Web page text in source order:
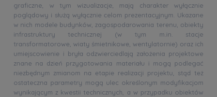
graficzne, w tym wizualizacje, mają charakter wyłącznie
poglądowy i służą wyłącznie celom prezentacyjnym. Ukazane
w nich modele budynków, zagospodarowania terenu, obiekty
infrastruktury technicznej (w tym m.in. stacje
transformatorowe, wiaty śmietnikowe, wentylatornie) oraz ich
umiejscowienie i bryła odzwierciedlają założenia projektowe
znane na dzień przygotowania materiału i mogą podlegać
niezbędnym zmianom na etapie realizacji projektu, stąd też
ostateczna parametry mogą ulec określonym modyfikacjom
wynikającym z kwestii technicznych, a w przypadku obiektów